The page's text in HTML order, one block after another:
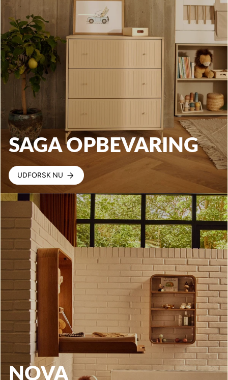
SAGA OPBEVARING
UDFORSK NU
NOVA